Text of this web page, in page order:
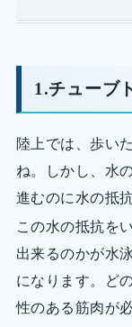
1.チューブ
陸上では、歩い
ね。しかし、水
進むのに水の抵
この水の抵抗を
出来るのかが水
になります。ど
性のある筋肉が